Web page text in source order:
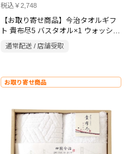
税込￥2,748
【お取り寄せ商品】今治タオルギフ
ト 貴布尽5 バスタオル×1 ウォッシュ
タオル×1 ホワイト
通常配送 / 店舗受取
お取り寄せ商品